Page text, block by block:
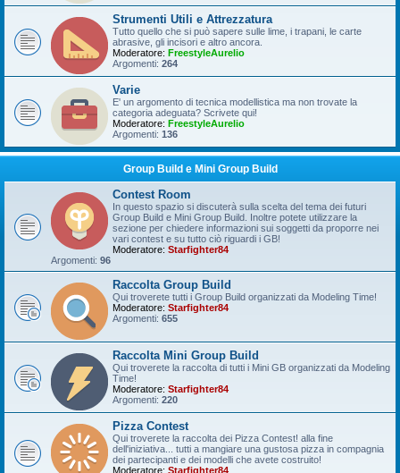
Strumenti Utili e Attrezzatura
Tutto quello che si può sapere sulle lime, i trapani, le carte
abrasive, gli incisori e altro ancora.
Moderatore: FreestyleAurelio
Argomenti: 264
Varie
E' un argomento di tecnica modellistica ma non trovate la
categoria adeguata? Scrivete qui!
Moderatore: FreestyleAurelio
Argomenti: 136
Group Build e Mini Group Build
Contest Room
In questo spazio si discuterà sulla scelta del tema dei futuri
Group Build e Mini Group Build. Inoltre potete utilizzare la
sezione per chiedere informazioni sui soggetti da proporre nei
vari contest e su tutto ciò riguardi i GB!
Moderatore: Starfighter84
Argomenti: 96
Raccolta Group Build
Qui troverete tutti i Group Build organizzati da Modeling Time!
Moderatore: Starfighter84
Argomenti: 655
Raccolta Mini Group Build
Qui troverete la raccolta di tutti i Mini GB organizzati da Modeling
Time!
Moderatore: Starfighter84
Argomenti: 220
Pizza Contest
Qui troverete la raccolta dei Pizza Contest! alla fine
dell'iniziativa... tutti a mangiare una gustosa pizza in compagnia
dei partecipanti e dei modelli che avete costruito!
Moderatore: Starfighter84